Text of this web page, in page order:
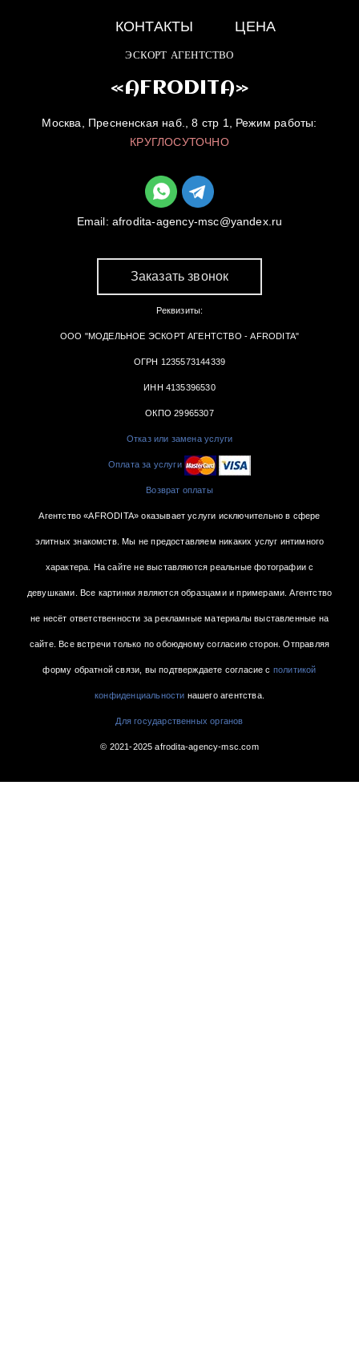
КОНТАКТЫ ЦЕНА
ЭСКОРТ АГЕНТСТВО
«AFRODITA»
Москва, Пресненская наб., 8 стр 1, Режим работы:
КРУГЛОСУТОЧНО
Email: afrodita-agency-msc@yandex.ru
Заказать звонок
Реквизиты:
ООО "МОДЕЛЬНОЕ ЭСКОРТ АГЕНТСТВО - AFRODITA"
ОГРН 1235573144339
ИНН 4135396530
ОКПО 29965307
Отказ или замена услуги
Оплата за услуги
Возврат оплаты
Агентство «AFRODITA» оказывает услуги исключительно в сфере
элитных знакомств. Мы не предоставляем никаких услуг интимного
характера. На сайте не выставляются реальные фотографии с
девушками. Все картинки являются образцами и примерами. Агентство
не несёт ответственности за рекламные материалы выставленные на
сайте. Все встречи только по обоюдному согласию сторон. Отправляя
форму обратной связи, вы подтверждаете согласие с политикой
конфиденциальности нашего агентства.
Для государственных органов
© 2021-2025 afrodita-agency-msc.com